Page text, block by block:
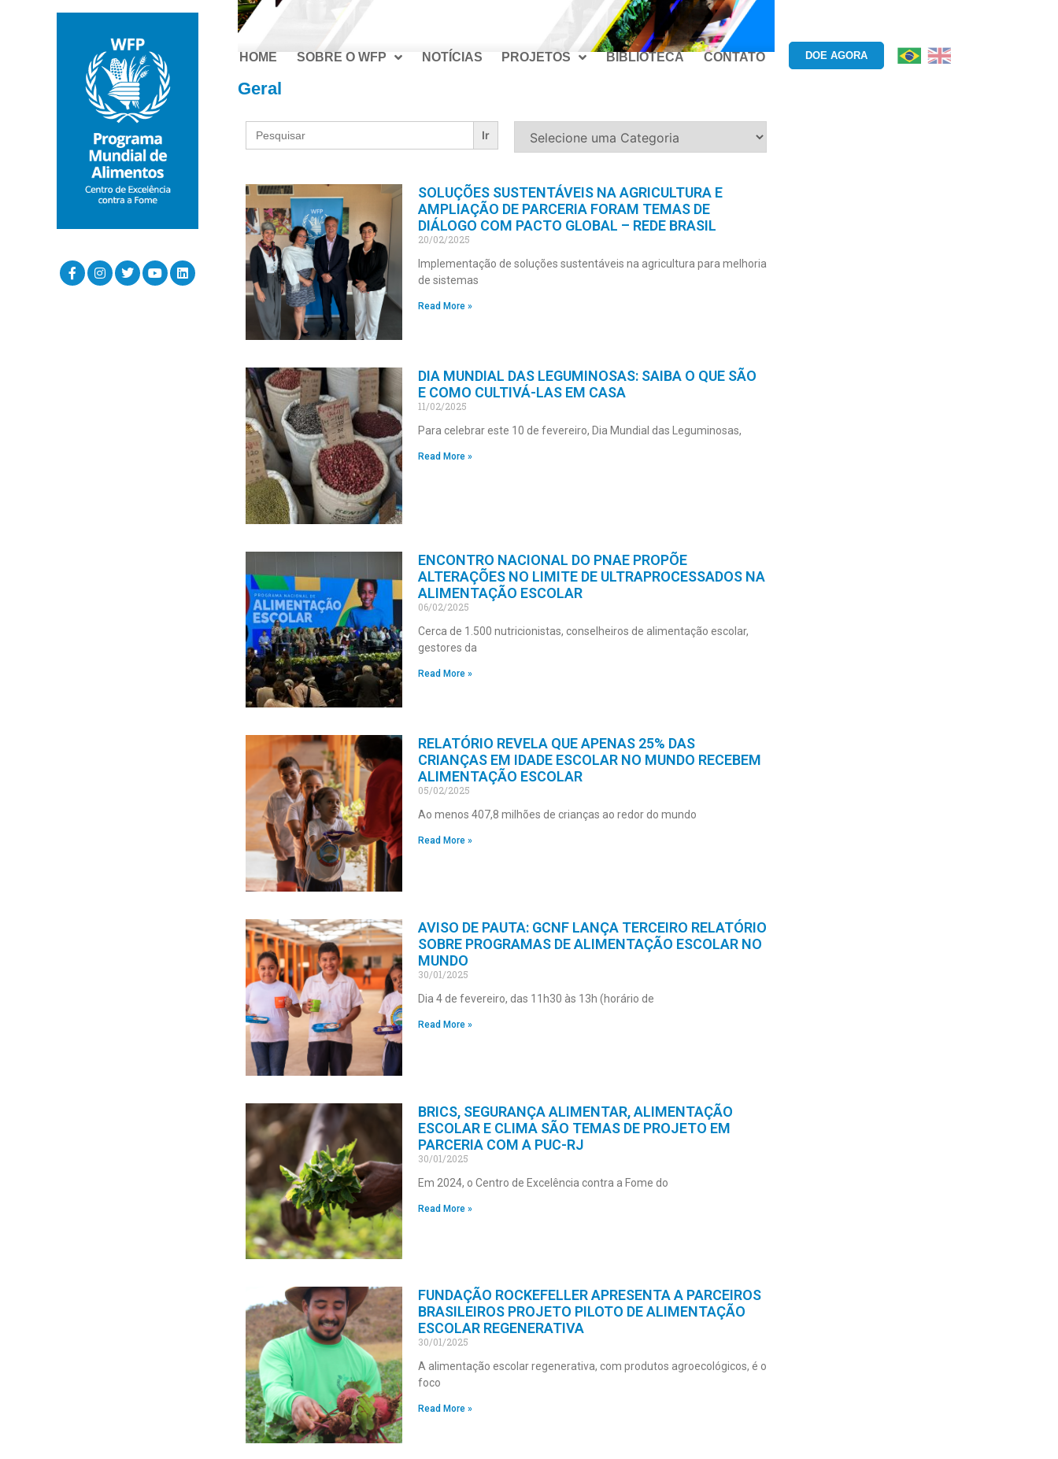
HOME SOBRE O WFP NOTÍCIAS PROJETOS BIBLIOTECA CONTATO DOE AGORA
Geral
Search
for:
SOLUÇÕES SUSTENTÁVEIS NA AGRICULTURA E
AMPLIAÇÃO DE PARCERIA FORAM TEMAS DE
DIÁLOGO COM PACTO GLOBAL – REDE BRASIL
20/02/2025
Implementação de soluções sustentáveis na agricultura para melhoria
de sistemas
Read More »
DIA MUNDIAL DAS LEGUMINOSAS: SAIBA O QUE SÃO
E COMO CULTIVÁ-LAS EM CASA
11/02/2025
Para celebrar este 10 de fevereiro, Dia Mundial das Leguminosas,
Read More »
ENCONTRO NACIONAL DO PNAE PROPÕE
ALTERAÇÕES NO LIMITE DE ULTRAPROCESSADOS NA
ALIMENTAÇÃO ESCOLAR
06/02/2025
Cerca de 1.500 nutricionistas, conselheiros de alimentação escolar,
gestores da
Read More »
RELATÓRIO REVELA QUE APENAS 25% DAS
CRIANÇAS EM IDADE ESCOLAR NO MUNDO RECEBEM
ALIMENTAÇÃO ESCOLAR
05/02/2025
Ao menos 407,8 milhões de crianças ao redor do mundo
Read More »
AVISO DE PAUTA: GCNF LANÇA TERCEIRO RELATÓRIO
SOBRE PROGRAMAS DE ALIMENTAÇÃO ESCOLAR NO
MUNDO
30/01/2025
Dia 4 de fevereiro, das 11h30 às 13h (horário de
Read More »
BRICS, SEGURANÇA ALIMENTAR, ALIMENTAÇÃO
ESCOLAR E CLIMA SÃO TEMAS DE PROJETO EM
PARCERIA COM A PUC-RJ
30/01/2025
Em 2024, o Centro de Excelência contra a Fome do
Read More »
FUNDAÇÃO ROCKEFELLER APRESENTA A PARCEIROS
BRASILEIROS PROJETO PILOTO DE ALIMENTAÇÃO
ESCOLAR REGENERATIVA
30/01/2025
A alimentação escolar regenerativa, com produtos agroecológicos, é o
foco
Read More »